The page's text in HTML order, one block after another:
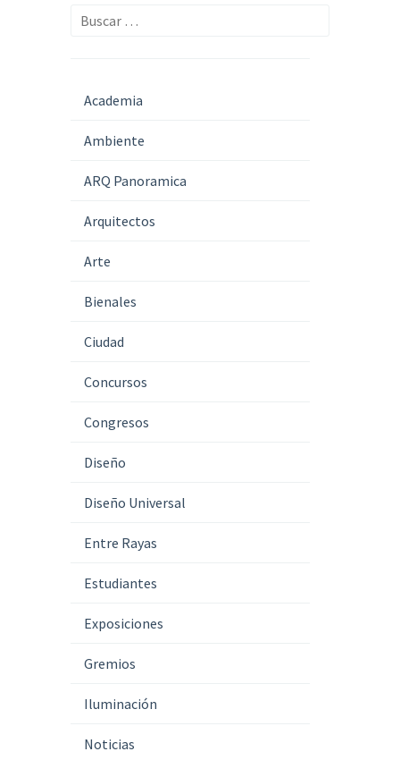
Buscar:
Academia
Ambiente
ARQ Panoramica
Arquitectos
Arte
Bienales
Ciudad
Concursos
Congresos
Diseño
Diseño Universal
Entre Rayas
Estudiantes
Exposiciones
Gremios
Iluminación
Noticias